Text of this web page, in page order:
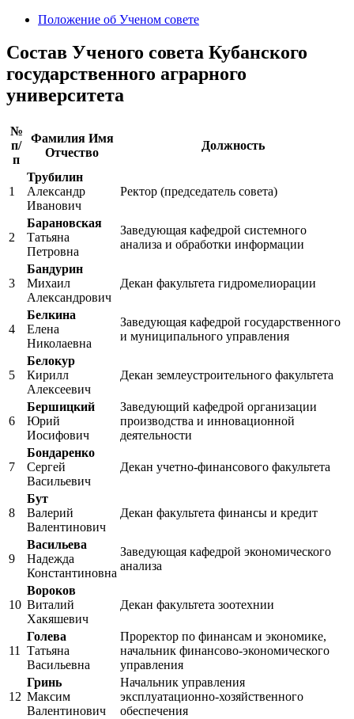
Положение об Ученом совете
Состав Ученого совета Кубанского
государственного аграрного
университета
№
п/
п
Фамилия Имя
Отчество
Должность
1
Трубилин
Александр
Иванович
Ректор (председатель совета)
2
Барановская
Татьяна
Петровна
Заведующая кафедрой системного
анализа и обработки информации
3
Бандурин
Михаил
Александрович
Декан факультета гидромелиорации
4
Белкина
Елена
Николаевна
Заведующая кафедрой государственного
и муниципального управления
5
Белокур
Кирилл
Алексеевич
Декан землеустроительного факультета
6
Бершицкий
Юрий
Иосифович
Заведующий кафедрой организации
производства и инновационной
деятельности
7
Бондаренко
Сергей
Васильевич
Декан учетно-финансового факультета
8
Бут
Валерий
Валентинович
Декан факультета финансы и кредит
9
Васильева
Надежда
Константиновна
Заведующая кафедрой экономического
анализа
10
Вороков
Виталий
Хакяшевич
Декан факультета зоотехнии
11
Голева
Татьяна
Васильевна
Проректор по финансам и экономике,
начальник финансово-экономического
управления
12
Гринь
Максим
Валентинович
Начальник управления
эксплуатационно-хозяйственного
обеспечения